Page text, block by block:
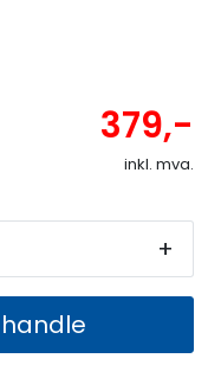
379,-
inkl. mva.
+